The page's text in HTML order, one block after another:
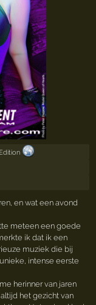
en wat een avond
meteen een goede
ik dat ik een
muziek die bij
intense eerste
herinner van jaren
het gezicht van